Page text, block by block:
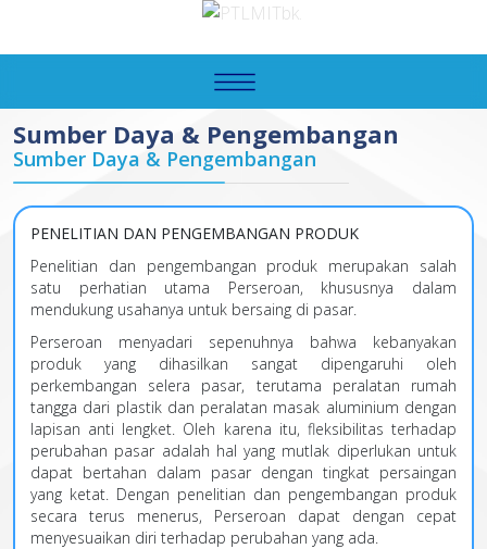
Sumber Daya & Pengembangan
Sumber Daya & Pengembangan
PENELITIAN DAN PENGEMBANGAN PRODUK
Penelitian dan pengembangan produk merupakan salah
satu perhatian utama Perseroan, khususnya dalam
mendukung usahanya untuk bersaing di pasar.
Perseroan menyadari sepenuhnya bahwa kebanyakan
produk yang dihasilkan sangat dipengaruhi oleh
perkembangan selera pasar, terutama peralatan rumah
tangga dari plastik dan peralatan masak aluminium dengan
lapisan anti lengket. Oleh karena itu, fleksibilitas terhadap
perubahan pasar adalah hal yang mutlak diperlukan untuk
dapat bertahan dalam pasar dengan tingkat persaingan
yang ketat. Dengan penelitian dan pengembangan produk
secara terus menerus, Perseroan dapat dengan cepat
menyesuaikan diri terhadap perubahan yang ada.